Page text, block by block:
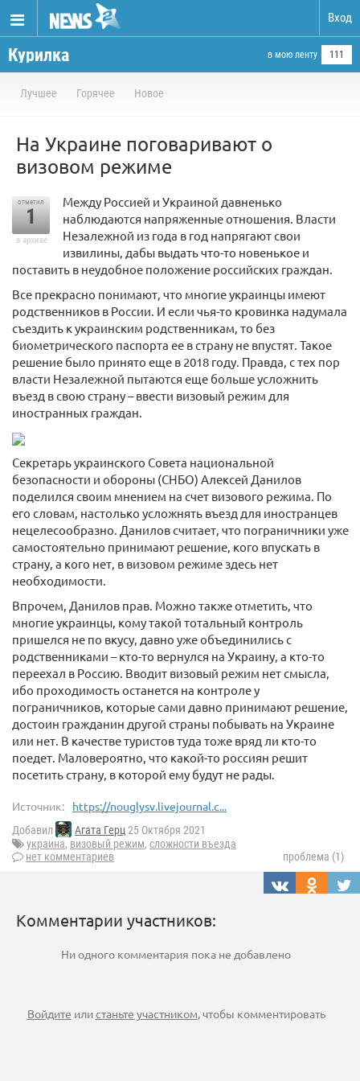
Вход
Курилка в мою ленту 111
Лучшее Горячее Новое
На Украине поговаривают о
визовом режиме
отметил
1
в архиве
Между Россией и Украиной давненько
наблюдаются напряженные отношения. Власти
Незалежной из года в год напрягают свои
извилины, дабы выдать что-то новенькое и
поставить в неудобное положение российских граждан.
Все прекрасно понимают, что многие украинцы имеют
родственников в России. И если чья-то кровинка надумала
съездить к украинским родственникам, то без
биометрического паспорта ее в страну не впустят. Такое
решение было принято еще в 2018 году. Правда, с тех пор
власти Незалежной пытаются еще больше усложнить
въезд в свою страну – ввести визовый режим для
иностранных граждан.
Секретарь украинского Совета национальной
безопасности и обороны (СНБО) Алексей Данилов
поделился своим мнением на счет визового режима. По
его словам, настолько усложнять въезд для иностранцев
нецелесообразно. Данилов считает, что пограничники уже
самостоятельно принимают решение, кого впускать в
страну, а кого нет, в визовом режиме здесь нет
необходимости.
Впрочем, Данилов прав. Можно также отметить, что
многие украинцы, кому такой тотальный контроль
пришелся не по вкусу, давно уже объединились с
родственниками – кто-то вернулся на Украину, а кто-то
переехал в Россию. Вводит визовый режим нет смысла,
ибо проходимость останется на контроле у
пограничников, которые сами давно принимают решение,
достоин гражданин другой страны побывать на Украине
или нет. В качестве туристов туда тоже вряд ли кто-то
поедет. Маловероятно, что какой-то россиян решит
посетить страну, в которой ему будут не рады.
Источник: https://nouglysv.livejournal.c...
Добавил Агата Герц25 Октября 2021
украина, визовый режим, сложности въезда
нет комментариев
проблема (1)
Комментарии участников:
Ни одного комментария пока не добавлено
Войдите илистаньте участником, чтобы комментировать